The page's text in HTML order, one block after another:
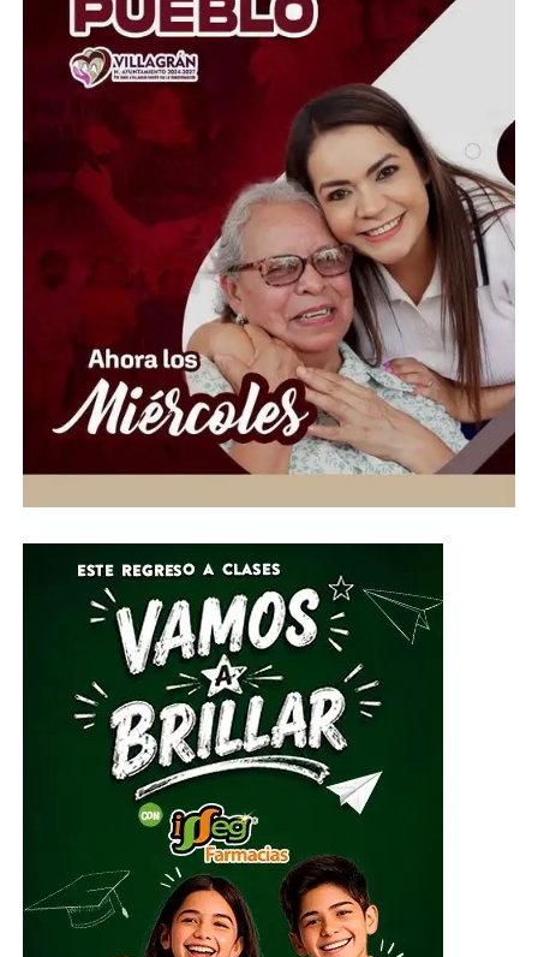
oportuno a quienes atraviesan momentos difíciles, por
lo que convocó a la ciudadanía, al sector empresarial,
asociaciones civiles, grupos voluntarios y sociedad en
general, a sumarse a esta causa mediante la donación de
insumos esenciales.
“Hoy más que nunca es momento de demostrar que la
solidaridad no conoce fronteras. Desde Guanajuato
extendemos la mano a las familias venezolanas que
enfrentan esta emergencia, convencidos de que cada
aportación puede hacer la diferencia en la vida de
quienes más lo necesitan”, expresó.
Ante esta situación de emergencia humanitaria, el
Gobierno de la Gente, a través del Voluntariado de la
Gente, habilitó centros de acopio del 1 al 10 de julio en
el Parque Guanajuato Bicentenario, las oficinas del
Por su parte, el Director General del Sistema DIF Estatal
Guanajuato, José Alfonso Borja Pimentel, explicó que se
estarán recibiendo alimentos no perecederos, artículos
de higiene personal, insumos de limpieza y
herramientas, mismos que serán clasificados y
embalados para su posterior entrega al Sistema
Nacional DIF, instancia encargada de coordinar el envío
del apoyo humanitario.
ADVERTISEMENT